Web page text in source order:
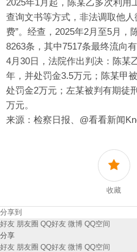
2025年1月起，陈某乙多次利用
查询文书等方式，非法调取他
费”。经查，2025年2月至5月，
8263条，其中7517条最终流向有
4月30日，法院作出判决：陈某
年，并处罚金3.5万元；陈某甲
处罚金2万元；左某被判有期徒
万元。
来源：检察日报、@看看新闻
收藏
分享到
好友 朋友圈 QQ好友 微博 QQ空间
分享
好友 朋友圈 QQ好友 微博 QQ空间